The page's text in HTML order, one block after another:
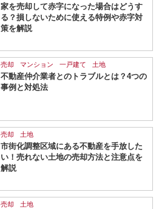
家を売却して赤字になった場合はどうす
る？損しないために使える特例や赤字対
策を解説
売却 マンション 一戸建て 土地
不動産仲介業者とのトラブルとは？4つの
事例と対処法
売却 土地
市街化調整区域にある不動産を手放した
い！売れない土地の売却方法と注意点を
解説
売却 土地